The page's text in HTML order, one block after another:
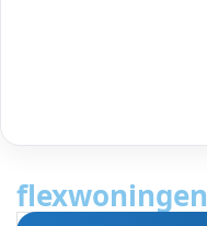
flexwoningen